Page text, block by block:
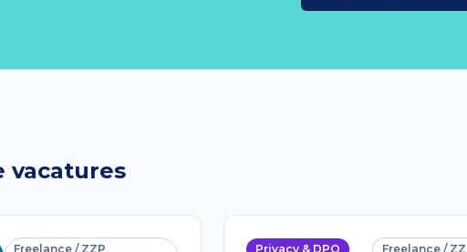
vacatures
Freelance / ZZP Privacy & DPO Freelance /